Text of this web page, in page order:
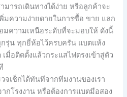
ารถเดินทางได้ง่าย หรือลูกค้าจะ
มความง่ายดายในการซื้อ ขาย แลก
ความเหนือระดับที่จะมอบให้ ดังนี้
รุ่น ทุกยี่ห้อไว้ครบครัน แบตแห้ง
มื่อติดตั้งแล้วกระแสไฟตรงเข้าสู่ตัว
จเช็กได้ทันทีจากทีมงานของเรา
กโรงงาน หรือต้องการแบตมือสอง